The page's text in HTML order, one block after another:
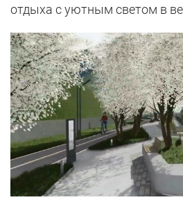
отдыха с уютным светом в